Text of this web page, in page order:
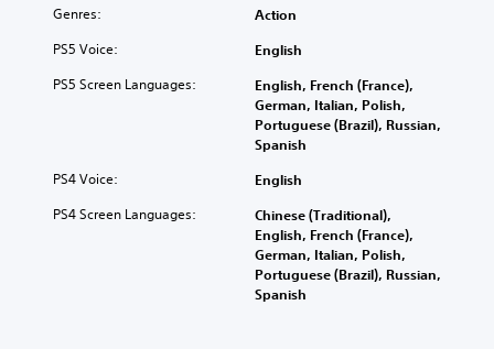
Genres: Action
PS5 Voice: English
PS5 Screen Languages:
English, French (France),
German, Italian, Polish,
Portuguese (Brazil), Russian,
Spanish
PS4 Voice: English
PS4 Screen Languages:
Chinese (Traditional),
English, French (France),
German, Italian, Polish,
Portuguese (Brazil), Russian,
Spanish